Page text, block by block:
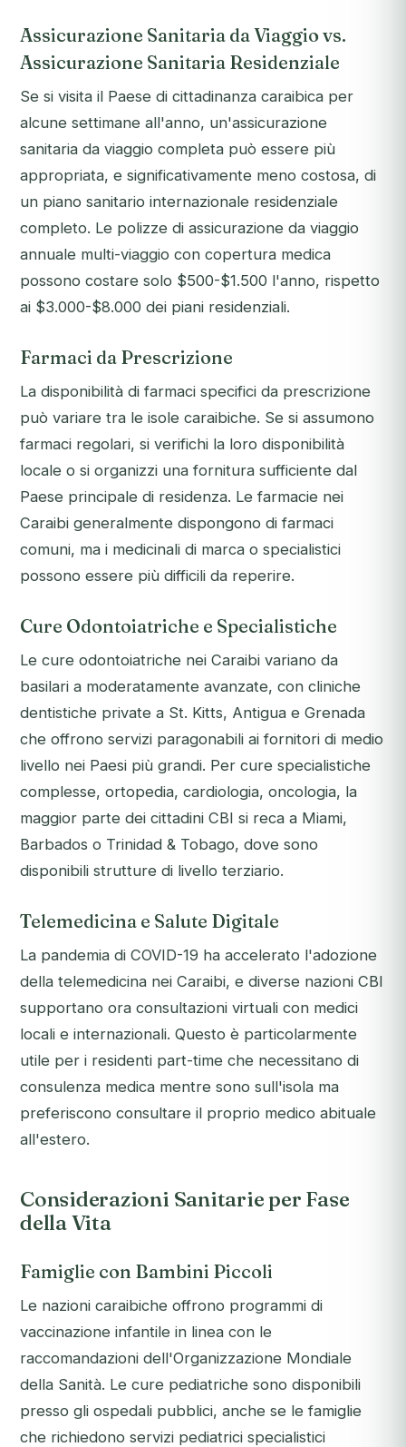
Assicurazione Sanitaria da Viaggio vs.
Assicurazione Sanitaria Residenziale
Se si visita il Paese di cittadinanza caraibica per
alcune settimane all'anno, un'assicurazione
sanitaria da viaggio completa può essere più
appropriata, e significativamente meno costosa, di
un piano sanitario internazionale residenziale
completo. Le polizze di assicurazione da viaggio
annuale multi-viaggio con copertura medica
possono costare solo $500-$1.500 l'anno, rispetto
ai $3.000-$8.000 dei piani residenziali.
Farmaci da Prescrizione
La disponibilità di farmaci specifici da prescrizione
può variare tra le isole caraibiche. Se si assumono
farmaci regolari, si verifichi la loro disponibilità
locale o si organizzi una fornitura sufficiente dal
Paese principale di residenza. Le farmacie nei
Caraibi generalmente dispongono di farmaci
comuni, ma i medicinali di marca o specialistici
possono essere più difficili da reperire.
Cure Odontoiatriche e Specialistiche
Le cure odontoiatriche nei Caraibi variano da
basilari a moderatamente avanzate, con cliniche
dentistiche private a St. Kitts, Antigua e Grenada
che offrono servizi paragonabili ai fornitori di medio
livello nei Paesi più grandi. Per cure specialistiche
complesse, ortopedia, cardiologia, oncologia, la
maggior parte dei cittadini CBI si reca a Miami,
Barbados o Trinidad & Tobago, dove sono
disponibili strutture di livello terziario.
Telemedicina e Salute Digitale
La pandemia di COVID-19 ha accelerato l'adozione
della telemedicina nei Caraibi, e diverse nazioni CBI
supportano ora consultazioni virtuali con medici
locali e internazionali. Questo è particolarmente
utile per i residenti part-time che necessitano di
consulenza medica mentre sono sull'isola ma
preferiscono consultare il proprio medico abituale
all'estero.
Considerazioni Sanitarie per Fase
della Vita
Famiglie con Bambini Piccoli
Le nazioni caraibiche offrono programmi di
vaccinazione infantile in linea con le
raccomandazioni dell'Organizzazione Mondiale
della Sanità. Le cure pediatriche sono disponibili
presso gli ospedali pubblici, anche se le famiglie
che richiedono servizi pediatrici specialistici